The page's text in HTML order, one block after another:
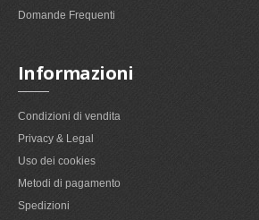
Domande Frequenti
Informazioni
Condizioni di vendita
Privacy & Legal
Uso dei cookies
Metodi di pagamento
Spedizioni